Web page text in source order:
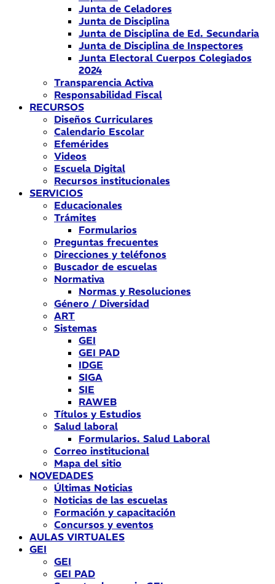
Junta de Celadores
Junta de Disciplina
Junta de Disciplina de Ed. Secundaria
Junta de Disciplina de Inspectores
Junta Electoral Cuerpos Colegiados
2024
Transparencia Activa
Responsabilidad Fiscal
RECURSOS
Diseños Curriculares
Calendario Escolar
Efemérides
Videos
Escuela Digital
Recursos institucionales
SERVICIOS
Educacionales
Trámites
Formularios
Preguntas frecuentes
Direcciones y teléfonos
Buscador de escuelas
Normativa
Normas y Resoluciones
Género / Diversidad
ART
Sistemas
GEI
GEI PAD
IDGE
SIGA
SIE
RAWEB
Títulos y Estudios
Salud laboral
Formularios. Salud Laboral
Correo institucional
Mapa del sitio
NOVEDADES
Últimas Noticias
Noticias de las escuelas
Formación y capacitación
Concursos y eventos
AULAS VIRTUALES
GEI
GEI
GEI PAD